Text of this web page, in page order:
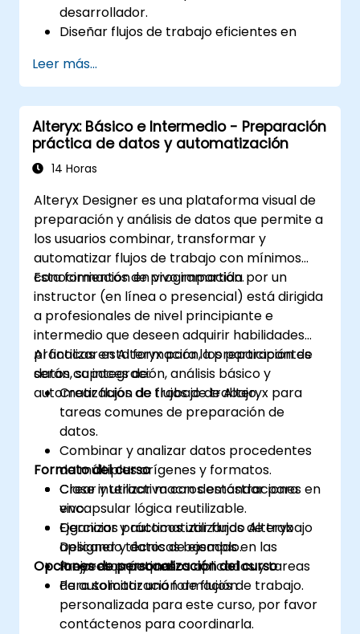
desarrollador.
Diseñar flujos de trabajo eficientes en
dinámicas, de validación y de prueba.
Aprender a utilizar las herramientas de
API para descargar y analizar datos web.
Utilizar las herramientas de scripting de
Alteryx, incluidas Python y R.
Leer más...
Alteryx: Básico e Intermedio - Preparación
práctica de datos y automatización
14 Horas
Alteryx Designer es una plataforma visual de
preparación y análisis de datos que permite a
los usuarios combinar, transformar y
automatizar flujos de trabajo con mínimos
conocimientos de programación.
Esta formación en vivo impartida por un
instructor (en línea o presencial) está dirigida
a profesionales de nivel principiante e
intermedio que deseen adquirir habilidades
prácticas en Alteryx para la preparación de
datos, su integración, análisis básico y
automatización de flujos de trabajo.
Al finalizar esta formación, los participantes
serán capaces de:
Crear flujos de trabajo de Alteryx para
tareas comunes de preparación de
datos.
Combinar y analizar datos procedentes
de múltiples orígenes y formatos.
Crear y utilizar macros estándar para
encapsular lógica reutilizable.
Oganizar y automatizar flujos de trabajo
aplicando técnicas basadas en las
mejores prácticas.
Formato del curso
Clase interactiva con demostraciones en
vivo.
Ejercicios prácticos utilizando Alteryx
Designer y datos de ejemplo.
Proyectos pequeños aplicados y tareas
de automatización de flujos de trabajo.
Opciones de personalización del curso
Para solicitar una formación
personalizada para este curso, por favor
contáctenos para coordinarla.